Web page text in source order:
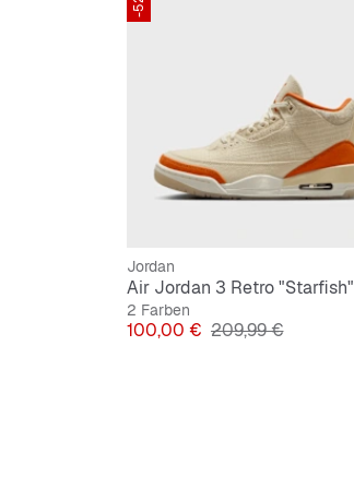
Jordan
Air Jordan 3 Retro "Starfish"
2 Farben
Preis
100,00 € Originalpreis
209,99 €